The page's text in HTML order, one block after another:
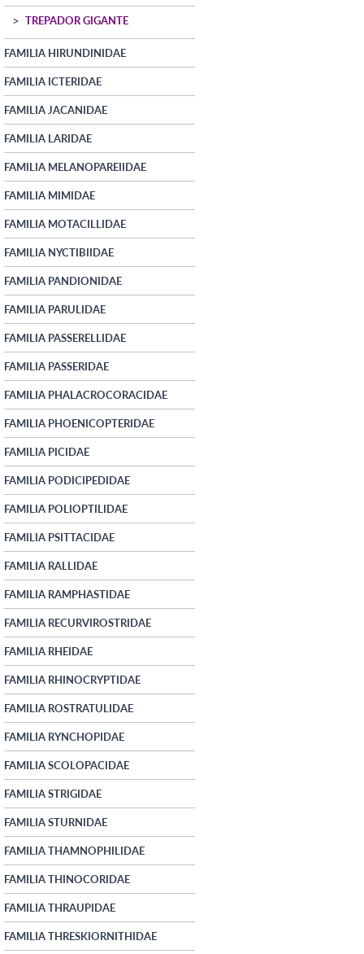
TREPADOR GIGANTE
FAMILIA HIRUNDINIDAE
FAMILIA ICTERIDAE
FAMILIA JACANIDAE
FAMILIA LARIDAE
FAMILIA MELANOPAREIIDAE
FAMILIA MIMIDAE
FAMILIA MOTACILLIDAE
FAMILIA NYCTIBIIDAE
FAMILIA PANDIONIDAE
FAMILIA PARULIDAE
FAMILIA PASSERELLIDAE
FAMILIA PASSERIDAE
FAMILIA PHALACROCORACIDAE
FAMILIA PHOENICOPTERIDAE
FAMILIA PICIDAE
FAMILIA PODICIPEDIDAE
FAMILIA POLIOPTILIDAE
FAMILIA PSITTACIDAE
FAMILIA RALLIDAE
FAMILIA RAMPHASTIDAE
FAMILIA RECURVIROSTRIDAE
FAMILIA RHEIDAE
FAMILIA RHINOCRYPTIDAE
FAMILIA ROSTRATULIDAE
FAMILIA RYNCHOPIDAE
FAMILIA SCOLOPACIDAE
FAMILIA STRIGIDAE
FAMILIA STURNIDAE
FAMILIA THAMNOPHILIDAE
FAMILIA THINOCORIDAE
FAMILIA THRAUPIDAE
FAMILIA THRESKIORNITHIDAE